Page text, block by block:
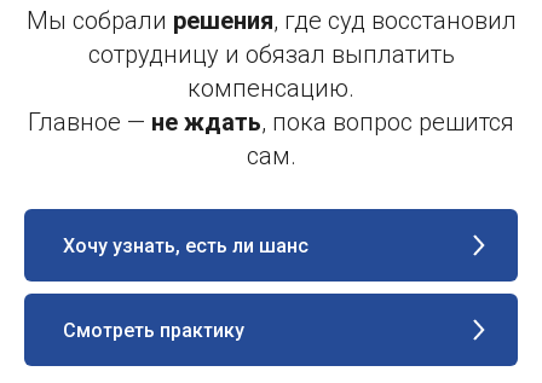
Мы собрали решения, где суд восстановил
сотрудницу и обязал выплатить
компенсацию.
Главное — не ждать, пока вопрос решится
сам.
Хочу узнать, есть ли шанс
Смотреть практику